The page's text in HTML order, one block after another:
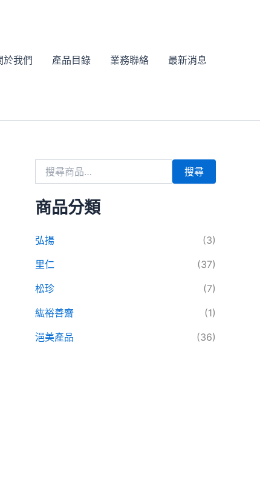
於我們 產品目錄 業務聯絡 最新消息
搜尋
商品分類
弘揚
(3)
里仁
(37)
松珍
(7)
紘裕善齋
(1)
浥美產品
(36)